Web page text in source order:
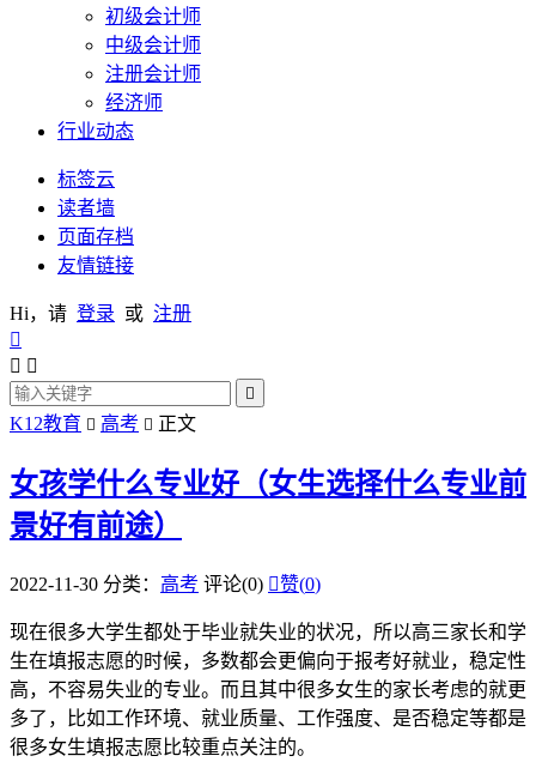
初级会计师
中级会计师
注册会计师
经济师
行业动态
标签云
读者墙
页面存档
友情链接
Hi，请 登录 或 注册

 

K12教育  高考  正文
女孩学什么专业好（女生选择什么专业前
景好有前途）
2022-11-30 分类： 高考 评论(0) 赞(0)
现在很多大学生都处于毕业就失业的状况，所以高三家长和学
生在填报志愿的时候，多数都会更偏向于报考好就业，稳定性
高，不容易失业的专业。而且其中很多女生的家长考虑的就更
多了，比如工作环境、就业质量、工作强度、是否稳定等都是
很多女生填报志愿比较重点关注的。